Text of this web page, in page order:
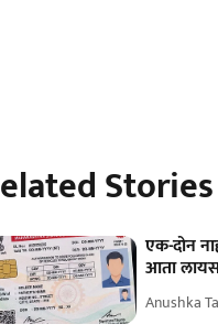
Stories
एक-दोन
आता
Anushka